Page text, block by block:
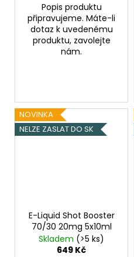
Popis produktu
připravujeme. Máte-li
dotaz k uvedenému
produktu, zavolejte
nám.
NOVINKA
NELZE ZASLAT DO SK
E-Liquid Shot Booster
70/30 20mg 5x10ml
Skladem (>5 ks)
649 Kč